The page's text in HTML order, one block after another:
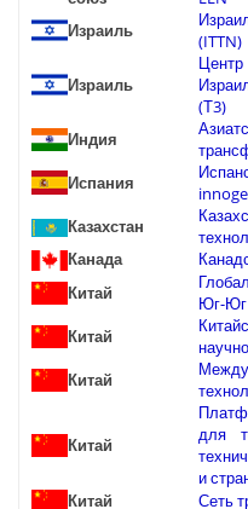
Израиль
(ITTN)
Израиль
(Т3)
Индия
Испания
Казахстан
Канада
Китай
Юг-Юг
Китай
Китай
Китай
для
и
Китай
Сеть